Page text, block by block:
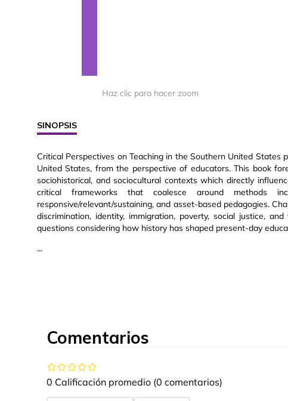
Haz clic para hacer zoom
SINOPSIS
Critical Perspectives on Teaching in the Southern United
United States, from the perspective of educators. This book
sociohistorical, and sociocultural contexts which directly
critical frameworks that coalesce around methods
responsive/relevant/sustaining, and asset-based pedagogies.
discrimination, identity, immigration, poverty, social justice,
questions considering how history has shaped present-day
...
Comentarios
0 Calificación promedio (0 comentarios)